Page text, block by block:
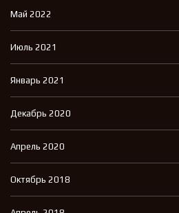
Май 2022
Июль 2021
Январь 2021
Декабрь 2020
Апрель 2020
Октябрь 2018